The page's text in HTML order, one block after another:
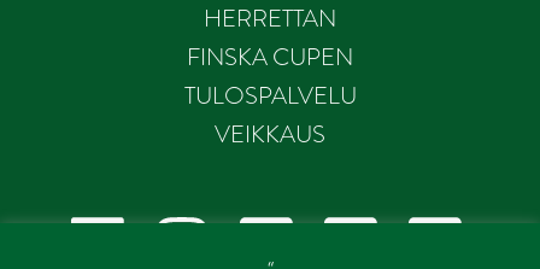
HERRETTAN
FINSKA CUPEN
TULOSPALVELU
VEIKKAUS